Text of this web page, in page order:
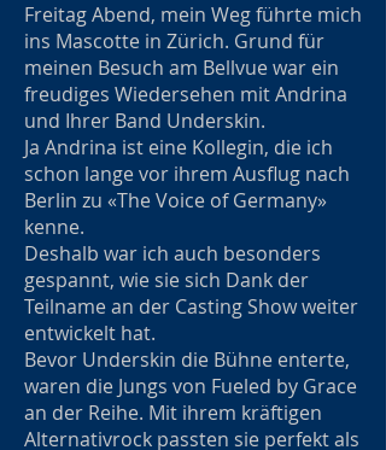
Freitag Abend, mein Weg führte mich
ins Mascotte in Zürich. Grund für
meinen Besuch am Bellvue war ein
freudiges Wiedersehen mit Andrina
und Ihrer Band Underskin.
Ja Andrina ist eine Kollegin, die ich
schon lange vor ihrem Ausflug nach
Berlin zu «The Voice of Germany»
kenne.
Deshalb war ich auch besonders
gespannt, wie sie sich Dank der
Teilname an der Casting Show weiter
entwickelt hat.
Bevor Underskin die Bühne enterte,
waren die Jungs von Fueled by Grace
an der Reihe. Mit ihrem kräftigen
Alternativrock passten sie perfekt als